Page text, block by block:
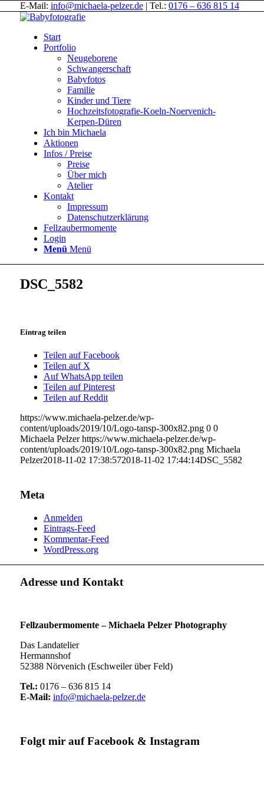
E-Mail: info@michaela-pelzer.de| Tel.: 0176 – 636 815 14
Start
Portfolio
Neugeborene
Schwangerschaft
Babyfotos
Familie
Kinder und Tiere
Hochzeitsfotografie-Koeln-Noervenich-
Kerpen-Düren
Ich bin Michaela
Aktionen
Infos / Preise
Preise
Über mich
Atelier
Kontakt
Impressum
Datenschutzerklärung
Fellzaubermomente
Login
Menü Menü
DSC_5582
Eintrag teilen
Teilen auf Facebook
Teilen auf X
Auf WhatsApp teilen
Teilen auf Pinterest
Teilen auf Reddit
https://www.michaela-pelzer.de/wp-
content/uploads/2019/10/Logo-tansp-300x82.png 0 0
Michaela Pelzer https://www.michaela-pelzer.de/wp-
content/uploads/2019/10/Logo-tansp-300x82.png Michaela
Pelzer2018-11-02 17:38:572018-11-02 17:44:14DSC_5582
Meta
Anmelden
Eintrags-Feed
Kommentar-Feed
WordPress.org
Adresse und Kontakt
Fellzaubermomente –Michaela Pelzer Photography
Das Landatelier
Hermannshof
52388 Nörvenich (Eschweiler über Feld)
Tel.: 0176 – 636 815 14
E-Mail: info@michaela-pelzer.de
Folgt mir auf Facebook & Instagram